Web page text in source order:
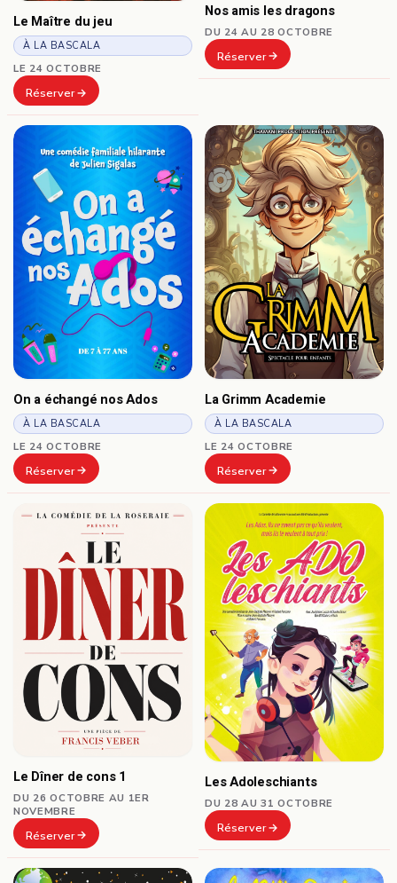
Le Maître du jeu
À LA BASCALA
LE 24 OCTOBRE
Réserver
Nos amis les dragons
DU 24 AU 28 OCTOBRE
Réserver
On a échangé nos Ados
À LA BASCALA
LE 24 OCTOBRE
Réserver
La Grimm Academie
À LA BASCALA
LE 24 OCTOBRE
Réserver
Le Dîner de cons 1
DU 26 OCTOBRE AU 1ER
NOVEMBRE
Réserver
Les Adoleschiants
DU 28 AU 31 OCTOBRE
Réserver